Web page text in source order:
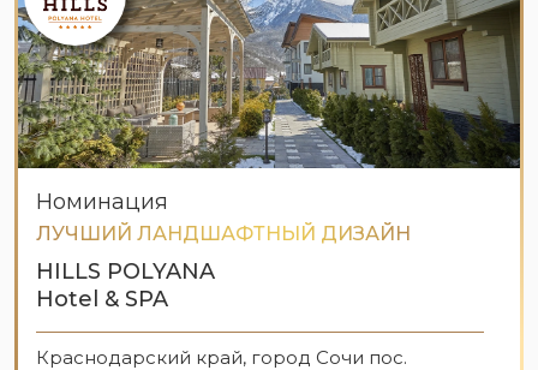
Номинация
ЛУЧШИЙ ЛАНДШАФТНЫЙ ДИЗАЙН
HILLS POLYANA
Hotel & SPA
Краснодарский край, город Сочи пос.